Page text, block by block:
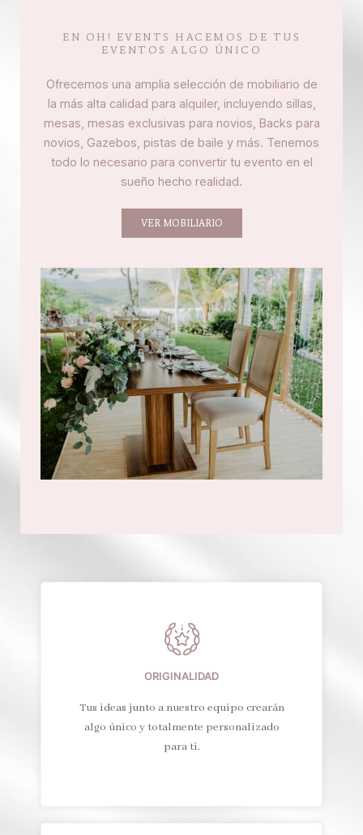
EN OH! EVENTS HACEMOS DE TUS
EVENTOS ALGO ÚNICO
Ofrecemos una amplia selección de mobiliario de
la más alta calidad para alquiler, incluyendo sillas,
mesas, mesas exclusivas para novios, Backs para
novios, Gazebos, pistas de baile y más. Tenemos
todo lo necesario para convertir tu evento en el
sueño hecho realidad.
VER MOBILIARIO
ORIGINALIDAD
Tus ideas junto a nuestro equipo crearán
algo único y totalmente personalizado
para ti.